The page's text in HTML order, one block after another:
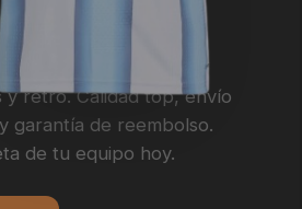
y retro. Calidad top, envío
garantía de reembolso.
de tu equipo hoy.